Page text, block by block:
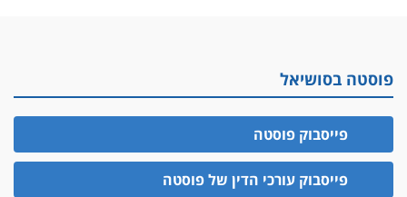
פוסטה בסושיאל
פייסבוק פוסטה
פייסבוק עורכי הדין של פוסטה